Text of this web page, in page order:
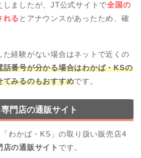
しましたが、JT公式サイトで全国の
れる とアナウンスがあったため、確
た経験がない場合はネットで近くの
話番号が分かる場合はわかば・KSの
てみるのもおすすめです。
門店の通販サイト
わかば・KS」の取り扱い販売店4
店の通販サイト です。